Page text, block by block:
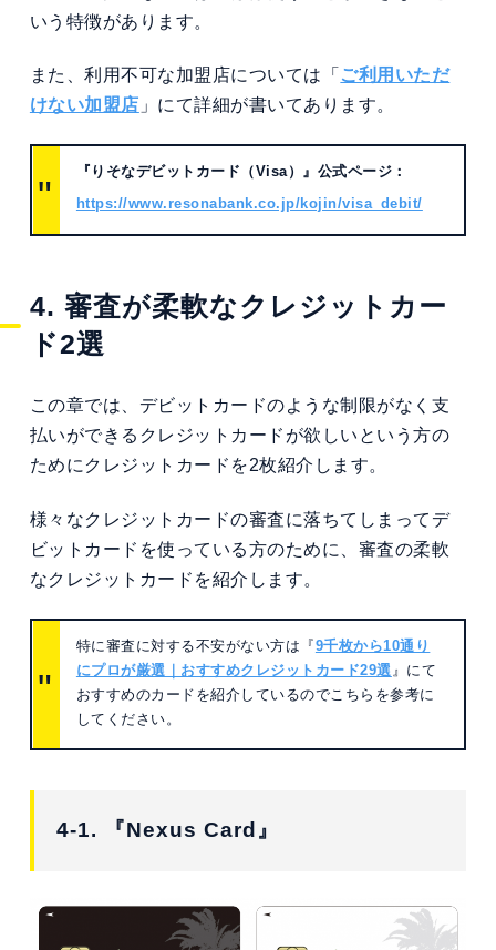
いう特徴があります。
また、利用不可な加盟店については「 ご利用いただ
けない加盟店 」にて詳細が書いてあります。
『りそなデビットカード（Visa）』公式ページ：
https://www.resonabank.co.jp/kojin/visa_debit/
4. 審査が柔軟なクレジットカー
ド2選
この章では、デビットカードのような制限がなく支
払いができるクレジットカードが欲しいという方の
ためにクレジットカードを2枚紹介します。
様々なクレジットカードの審査に落ちてしまってデ
ビットカードを使っている方のために、審査の柔軟
なクレジットカードを紹介します。
特に審査に対する不安がない方は『9千枚から10通り
にプロが厳選｜おすすめクレジットカード29選 』にて
おすすめのカードを紹介しているのでこちらを参考に
してください。
4-1. 『Nexus Card』